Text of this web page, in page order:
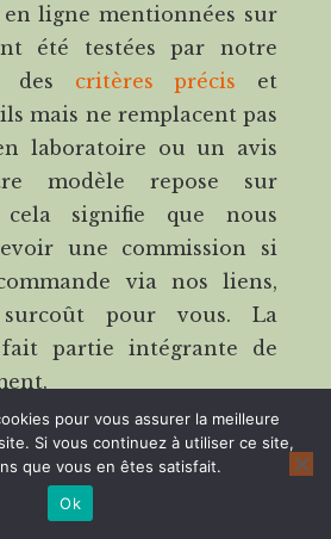
en ligne mentionnées sur
été testées par notre
des critères précis et
mais ne remplacent pas
laboratoire ou un avis
modèle repose sur
signifie que nous
une commission si
via nos liens,
pour vous. La
fait partie intégrante de
médical
ne vous donnera
thérapeutiques ou des
pour vous assurer la meilleure
Si vous continuez à utiliser ce site,
que vous en êtes satisfait.
Ok